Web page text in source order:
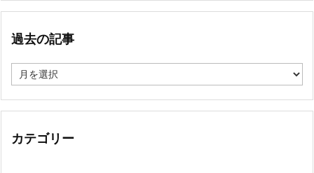
過去の記事
去
記
カテゴリー